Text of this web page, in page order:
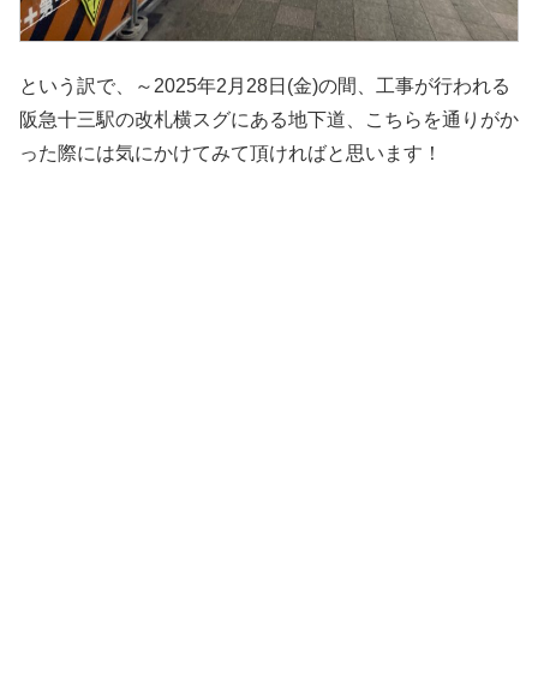
という訳で、～2025年2月28日(金)の間、工事が行われる
阪急十三駅の改札横スグにある地下道、こちらを通りがか
った際には気にかけてみて頂ければと思います！